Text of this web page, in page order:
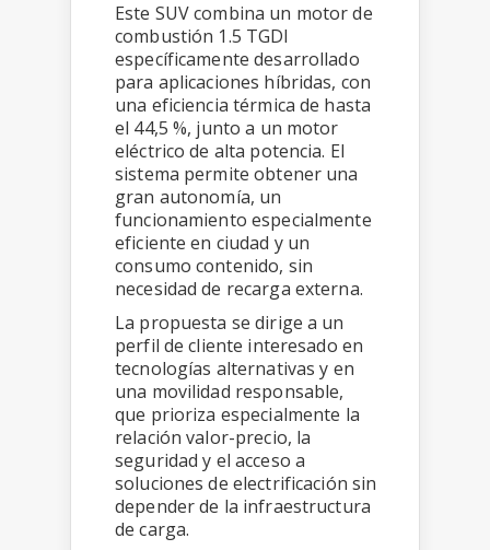
Este SUV combina un motor de
combustión 1.5 TGDI
específicamente desarrollado
para aplicaciones híbridas, con
una eficiencia térmica de hasta
el 44,5 %, junto a un motor
eléctrico de alta potencia. El
sistema permite obtener una
gran autonomía, un
funcionamiento especialmente
eficiente en ciudad y un
consumo contenido, sin
necesidad de recarga externa.
La propuesta se dirige a un
perfil de cliente interesado en
tecnologías alternativas y en
una movilidad responsable,
que prioriza especialmente la
relación valor-precio, la
seguridad y el acceso a
soluciones de electrificación sin
depender de la infraestructura
de carga.